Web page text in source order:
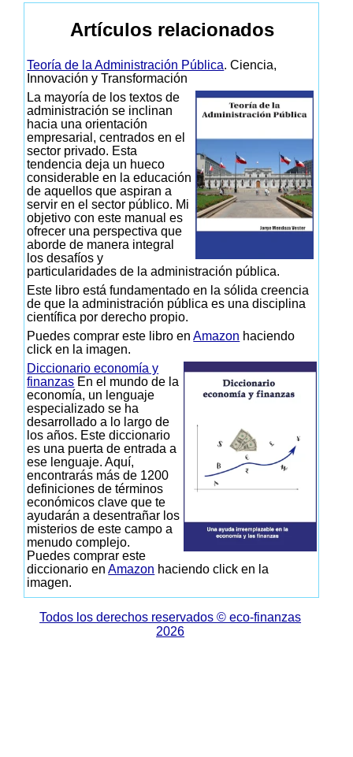
Artículos relacionados
Teoría de la Administración Pública. Ciencia,
Innovación y Transformación
La mayoría de los textos de
administración se inclinan
hacia una orientación
empresarial, centrados en el
sector privado. Esta
tendencia deja un hueco
considerable en la educación
de aquellos que aspiran a
servir en el sector público. Mi
objetivo con este manual es
ofrecer una perspectiva que
aborde de manera integral
los desafíos y
particularidades de la administración pública.
Este libro está fundamentado en la sólida creencia
de que la administración pública es una disciplina
científica por derecho propio.
Puedes comprar este libro enAmazon haciendo
click en la imagen.
Diccionario economía y
finanzas En el mundo de la
economía, un lenguaje
especializado se ha
desarrollado a lo largo de
los años. Este diccionario
es una puerta de entrada a
ese lenguaje. Aquí,
encontrarás más de 1200
definiciones de términos
económicos clave que te
ayudarán a desentrañar los
misterios de este campo a
menudo complejo.
Puedes comprar este
diccionario enAmazon haciendo click en la
imagen.
Todos los derechos reservados © eco-finanzas
2026